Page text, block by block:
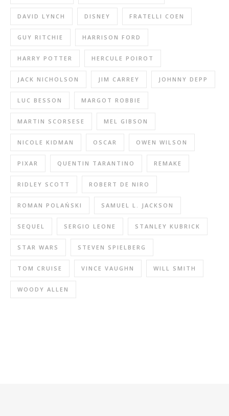
DAVID LYNCH DISNEY FRATELLI COEN
GUY RITCHIE HARRISON FORD
HARRY POTTER HERCULE POIROT
JACK NICHOLSON JIM CARREY JOHNNY DEPP
LUC BESSON MARGOT ROBBIE
MARTIN SCORSESE MEL GIBSON
NICOLE KIDMAN OSCAR OWEN WILSON
PIXAR QUENTIN TARANTINO REMAKE
RIDLEY SCOTT ROBERT DE NIRO
ROMAN POLAŃSKI SAMUEL L. JACKSON
SEQUEL SERGIO LEONE STANLEY KUBRICK
STAR WARS STEVEN SPIELBERG
TOM CRUISE VINCE VAUGHN WILL SMITH
WOODY ALLEN